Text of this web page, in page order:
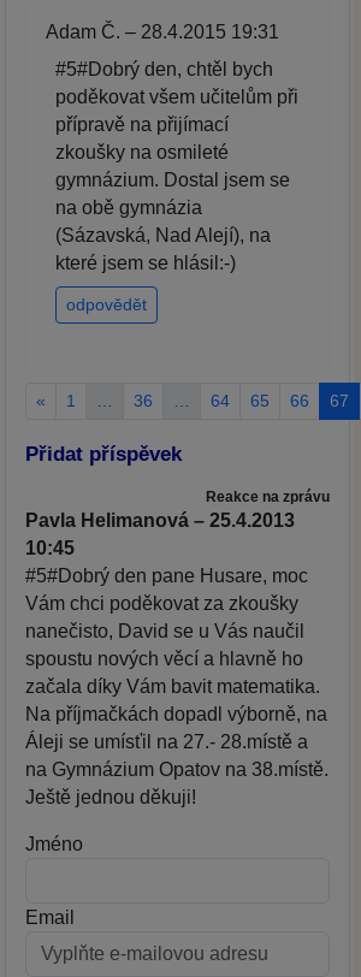
Adam Č. – 28.4.2015 19:31
#5#Dobrý den, chtěl bych
poděkovat všem učitelům při
přípravě na přijímací
zkoušky na osmileté
gymnázium. Dostal jsem se
na obě gymnázia
(Sázavská, Nad Alejí), na
které jsem se hlásil:-)
odpovědět
« 1 36 64 65 66 67
Přidat příspěvek
Reakce na zprávu
Pavla Helimanová – 25.4.2013
10:45
#5#Dobrý den pane Husare, moc
Vám chci poděkovat za zkoušky
nanečisto, David se u Vás naučil
spoustu nových věcí a hlavně ho
začala díky Vám bavit matematika.
Na příjmačkách dopadl výborně, na
Áleji se umísťil na 27.- 28.místě a
na Gymnázium Opatov na 38.místě.
Ještě jednou děkuji!
Jméno
Email